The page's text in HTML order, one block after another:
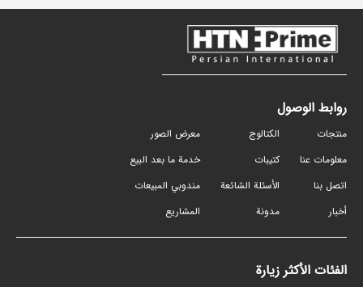
روابط الوصول
منتجات
معلومات عنا
اتصل بنا
أخبار
الكتالوج
كتيبات
الأسئلة الشائعة
مدونة
معرض الصور
خدمة ما بعد البيع
مندوبي المبيعات
المشاريع
الفئات الأكثر زيارة